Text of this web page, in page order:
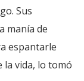
Sus
manía de
espantarle
la vida, lo tomó